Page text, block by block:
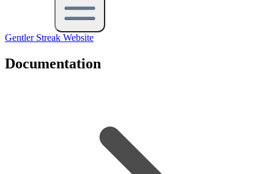
Gentler Streak Website
Documentation